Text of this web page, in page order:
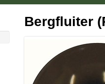
Bergfluiter